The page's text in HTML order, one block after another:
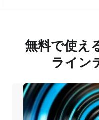
無料で使え
ライン